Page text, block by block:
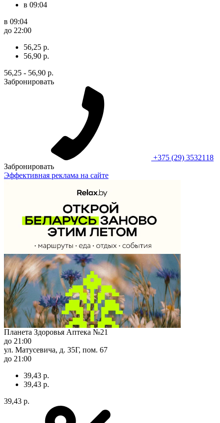
в 09:04
в 09:04
до 22:00
56,25 р.
56,90 р.
56,25 - 56,90 р.
Забронировать
+375 (29) 3532118
Забронировать
Эффективная реклама на сайте
Планета Здоровья Аптека №21
до 21:00
ул. Матусевича, д. 35Г, пом. 67
до 21:00
39,43 р.
39,43 р.
39,43 р.